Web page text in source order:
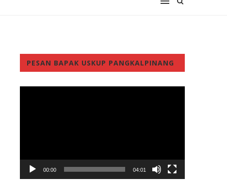
PESAN BAPAK USKUP PANGKALPINANG
00:00 04:01